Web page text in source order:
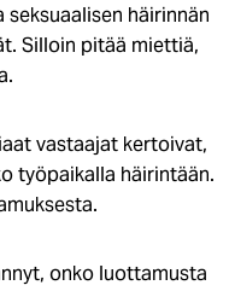
häirinnän
Silloin pitää miettiä,
vastaajat kertoivat,
työpaikalla häirintään.
onko luottamusta